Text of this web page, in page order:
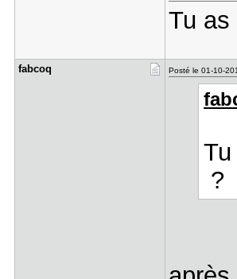
Tu
fabcoq Posté le 01-10-
?